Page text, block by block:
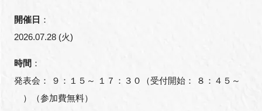
開催日 ：
2026.07.28 (火)
時間 ：
発表会： ９：１５～ １７：３０（受付開始： ８：４５～
）（参加費無料）